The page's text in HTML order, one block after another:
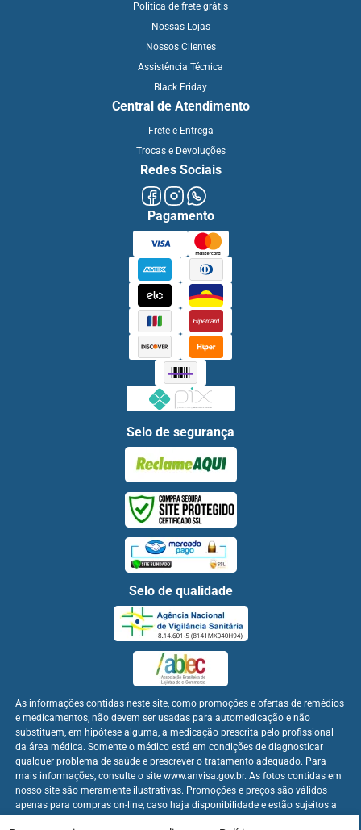
Política de frete grátis
Nossas Lojas
Nossos Clientes
Assistência Técnica
Black Friday
Central de Atendimento
Frete e Entrega
Trocas e Devoluções
Redes Sociais
Pagamento
Selo de segurança
Selo de qualidade
As informações contidas neste site, como promoções e ofertas de remédios
e medicamentos, não devem ser usadas para automedicação e não
substituem, em hipótese alguma, a medicação prescrita pelo profissional
da área médica. Somente o médico está em condições de diagnosticar
qualquer problema de saúde e prescrever o tratamento adequado. Para
mais informações, consulte o site www.anvisa.gov.br. As fotos contidas em
nosso site são meramente ilustrativas. Promoções e preços são válidos
apenas para compras on-line, caso haja disponibilidade e estão sujeitos a